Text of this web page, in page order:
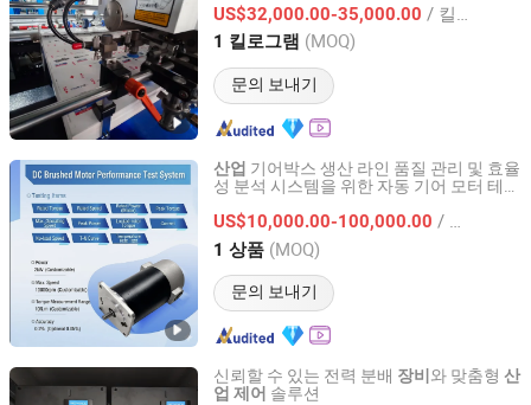
US$32,000.00-35,000.00 / 킬로그램
1 킬로그램 (MOQ)
문의 보내기
Zhejiang, China 이후 2025
산업 기어박스 생산 라인 품질 관리 및 효율
성 분석 시스템을 위한 자동 기어 모터 테스
US$10,000.00-100,000.00 / 상품
1 상품 (MOQ)
문의 보내기
Hangzhou Weiheng Technology Co., Ltd.
Zhejiang, China 이후 2026
신뢰할 수 있는 전력 분배 장비 와 맞춤형 산
업 제어 솔루션